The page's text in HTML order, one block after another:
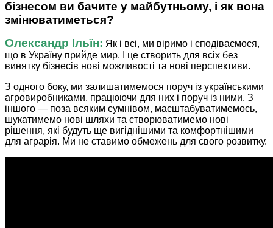
бізнесом ви бачите у майбутньому, і як вона
змінюватиметься?
Олександр Ільїн: Як і всі, ми віримо і сподіваємося,
що в Україну прийде мир. І це створить для всіх без
винятку бізнесів нові можливості та нові перспективи.
З одного боку, ми залишатимемося поруч із українськими
агровиробниками, працюючи для них і поруч із ними. З
іншого — поза всяким сумнівом, масштабуватимемось,
шукатимемо нові шляхи та створюватимемо нові
рішення, які будуть ще вигіднішими та комфортнішими
для аграрія. Ми не ставимо обмежень для свого розвитку.